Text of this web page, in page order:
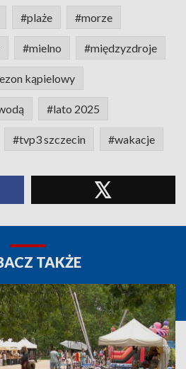
#plaże #morze
#mielno #międzyzdroje
kąpielowy
#lato 2025
#tvp3 szczecin #wakacje
TAKŻE